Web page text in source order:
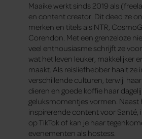
Maaike werkt sinds 2019 als
en content creator. Dit deed ze
merken en titels als NTR,
Corendon. Met een grenzeloze
veel enthousiasme schrijft ze
wat het leven leuker, makkelijker
maakt. Als reisliefhebber haalt ze
verschillende culturen, terwijl
dieren en goede koffie haar
geluksmomentjes vormen. Naast
inspirerende content voor Santé,
op TikTok of kan je haar
evenementen als hostess.